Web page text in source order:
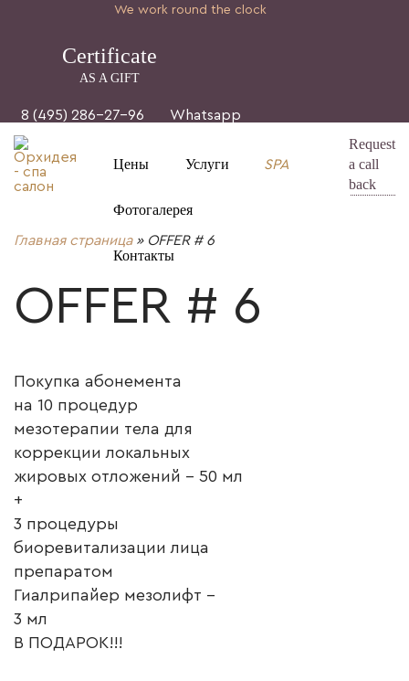
We work round the clock
Certificate
AS A GIFT
8 (495) 286-27-96 Whatsapp
Цены Услуги
Фотогалерея
Контакты
SPA
Request
a call
back
Главная страница» OFFER # 6
OFFER # 6
Покупка абонемента
на 10 процедур
мезотерапии тела для
коррекции локальных
жировых отложений – 50 мл
+
3 процедуры
биоревитализации лица
препаратом
Гиалрипайер мезолифт –
3 мл
В ПОДАРОК!!!